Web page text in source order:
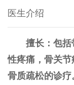
医生介绍
擅长： 包括
性疼痛，骨关节
骨质疏松的诊疗